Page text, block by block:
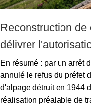
Reconstruction de
délivrer
En résumé : par un arrêt
annulé le refus du préfet
d'alpage détruit en 1944
réalisation préalable de